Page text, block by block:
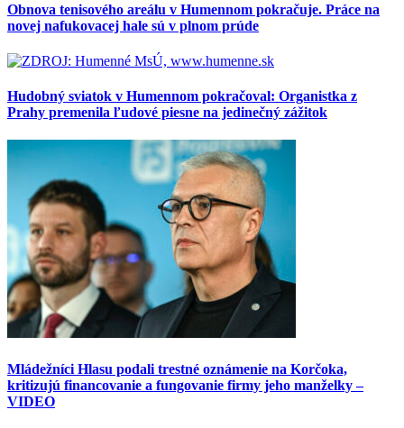
Obnova tenisového areálu v Humennom pokračuje. Práce na
novej nafukovacej hale sú v plnom prúde
Hudobný sviatok v Humennom pokračoval: Organistka z
Prahy premenila ľudové piesne na jedinečný zážitok
Mládežníci Hlasu podali trestné oznámenie na Korčoka,
kritizujú financovanie a fungovanie firmy jeho manželky –
VIDEO